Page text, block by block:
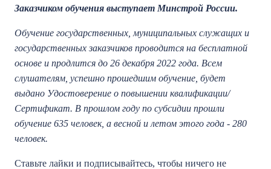
Заказчиком обучения выступает Минстрой России.
Обучение государственных, муниципальных служащих и
государственных заказчиков проводится на бесплатной
основе и продлится до 26 декабря 2022 года. Всем
слушателям, успешно прошедшим обучение, будет
выдано Удостоверение о повышении квалификации/
Сертификат. В прошлом году по субсидии прошли
обучение 635 человек, а весной и летом этого года - 280
человек.
Ставьте лайки и подписывайтесь, чтобы ничего не